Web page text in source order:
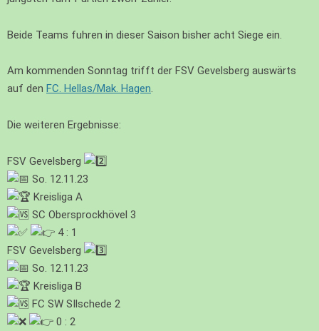
Beide Teams fuhren in dieser Saison bisher acht Siege ein.
Am kommenden Sonntag trifft der FSV Gevelsberg auswärts
auf den FC. Hellas/Mak. Hagen.
Die weiteren Ergebnisse:
FSV Gevelsberg
So. 12.11.23
Kreisliga A
SC Obersprockhövel 3
4 : 1
FSV Gevelsberg
So. 12.11.23
Kreisliga B
FC SW SIlschede 2
0 : 2